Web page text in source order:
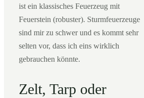
ist ein klassisches Feuerzeug mit
Feuerstein (robuster). Sturmfeuerzeuge
sind mir zu schwer und es kommt sehr
selten vor, dass ich eins wirklich
gebrauchen könnte.
Zelt, Tarp oder